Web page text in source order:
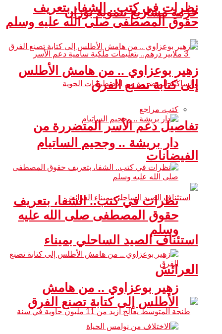
حزمة مشاريع تنموية بوزان
تفاصيل دعم الأسر المتضررة من
الفيضانات
استئناف الصيد الساحلي بميناء
العرائش
نظرات في كتب.. الشفا، بتعريف
حقوق المصطفى صلى الله عليه وسلم
زهير بوعزاوي .. من هامش الأطلس
إلى كتابة تصنع الفرق
كتب، مراجع
دار بريشة .. وجحيم الساتيام
نظرات في كتب.. الشفا، بتعريف
حقوق المصطفى صلى الله عليه
وسلم
زهير بوعزاوي .. من هامش
الأطلس إلى كتابة تصنع الفرق